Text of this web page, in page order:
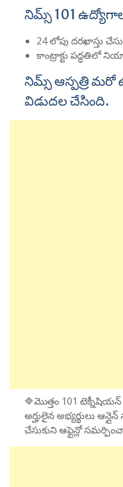
నిమ్స్ 101
24 లోపు దరఖాస్తు
కాంట్రాక్టు పద్ధతిలో
నిమ్స్ ఆస్పత్రి మరో
విడుదల చేసింది.
🔷మొత్తం 101 టెక్నీషియన్
అర్హులైన అభ్యర్థులు
చేసుకుని ఆఫ్లైన్లో